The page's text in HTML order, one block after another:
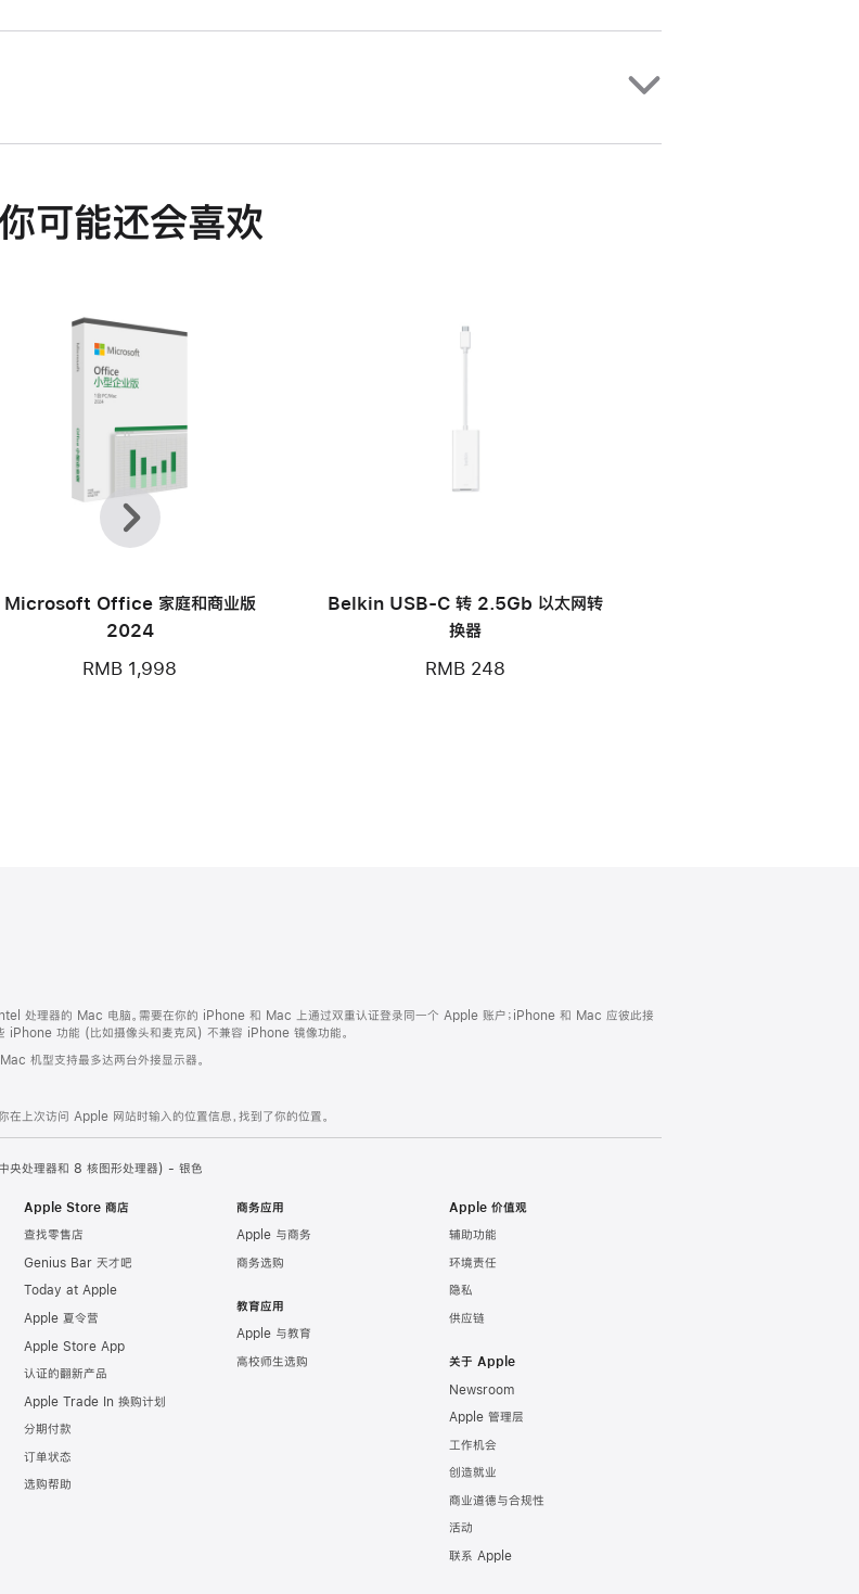
你可能还会喜欢
Microsoft Office 家庭和商业版
2024
RMB 1,998
Belkin USB-C 转 2.5Gb 以太网转
换器
RMB 248
上
一
个
下
一
个
处理器的 Mac 电脑。需要在你的 iPhone 和 Mac 上通过双重认证登录同一个 Apple 账户；iPhone 和 Mac 应彼此接
iPhone 功能 (比如摄像头和麦克风) 不兼容 iPhone 镜像功能。
机型支持最多达两台外接显示器。
在上次访问 Apple 网站时输入的位置信息，找到了你的位置。
处理器和 8 核图形处理器) - 银色
Apple Store 商店
查找零售店
Genius Bar 天才吧
Today at Apple
Apple 夏令营
Apple Store App
认证的翻新产品
Apple Trade In 换购计划
分期付款
订单状态
选购帮助
商务应用
Apple 与商务
商务选购
教育应用
Apple 与教育
高校师生选购
Apple 价值观
辅助功能
环境责任
隐私
供应链
关于 Apple
Newsroom
Apple 管理层
工作机会
创造就业
商业道德与合规性
活动
联系 Apple